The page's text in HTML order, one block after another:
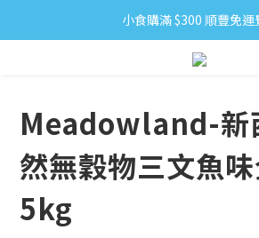
小食購滿 $300 順豐免運
小食購滿 $300 順豐免運
全單購滿 $500 免運費 ♥︎ 會員積
Meadowland-新
然無穀物三文魚
5kg